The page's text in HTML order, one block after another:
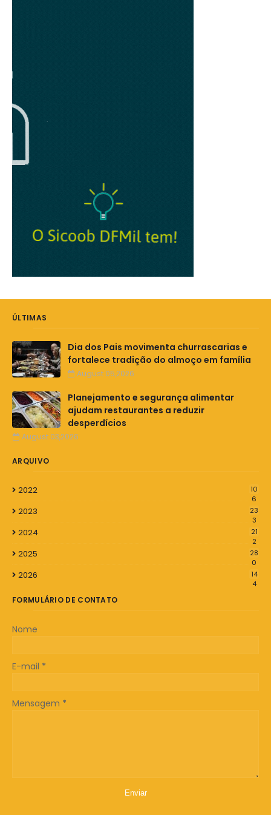
ÚLTIMAS
Dia dos Pais movimenta churrascarias e
fortalece tradição do almoço em família
August 05,2026
Planejamento e segurança alimentar
ajudam restaurantes a reduzir
desperdícios
August 03,2026
ARQUIVO
2022
10
6
2023
23
3
2024
21
2
2025
28
0
2026
14
4
FORMULÁRIO DE CONTATO
Nome
E-mail *
Mensagem *